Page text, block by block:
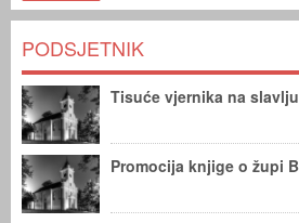
PODSJETNIK
Tisuće vjernika na
Promocija knjige o župi